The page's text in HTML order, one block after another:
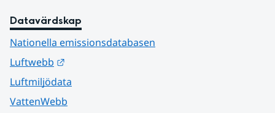
Datavärdskap
Nationella emissionsdatabasen
Luftwebb
Luftmiljödata
VattenWebb